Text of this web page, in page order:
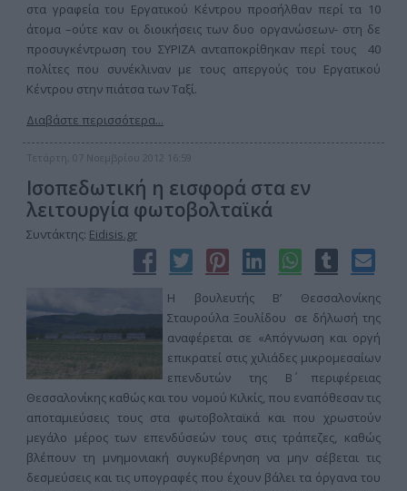
στα γραφεία του Εργατικού Κέντρου προσήλθαν περί τα 10
άτομα –ούτε καν οι διοικήσεις των δυο οργανώσεων- στη δε
προσυγκέντρωση του ΣΥΡΙΖΑ ανταποκρίθηκαν περί τους 40
πολίτες που συνέκλιναν με τους απεργούς του Εργατικού
Κέντρου στην πιάτσα των Ταξί.
Διαβάστε περισσότερα...
Τετάρτη, 07 Νοεμβρίου 2012 16:59
Ισοπεδωτική η εισφορά στα εν
λειτουργία φωτοβολταϊκά
Συντάκτης: Eidisis.gr
Η βουλευτής Β’ Θεσσαλονίκης
Σταυρούλα Ξουλίδου σε δήλωσή της
αναφέρεται σε «Απόγνωση και οργή
επικρατεί στις χιλιάδες μικρομεσαίων
επενδυτών της Β΄ περιφέρειας
Θεσσαλονίκης καθώς και του νομού Κιλκίς, που εναπόθεσαν τις
αποταμιεύσεις τους στα φωτοβολταϊκά και που χρωστούν
μεγάλο μέρος των επενδύσεών τους στις τράπεζες, καθώς
βλέπουν τη μνημονιακή συγκυβέρνηση να μην σέβεται τις
δεσμεύσεις και τις υπογραφές που έχουν βάλει τα όργανα του